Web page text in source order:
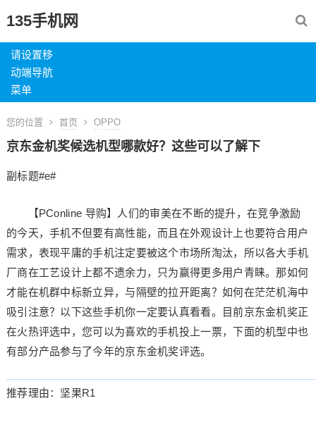
135手机网
请设置移
动端导航
菜单
您的位置 首页 OPPO
京东金机奖候选机型哪款好？这些可以了解下
副标题#e#
【PConline 导购】人们的审美在不断的提升，在竞争激励
的今天，手机不但要有高性能，而且在外观设计上也要符合用户
需求，表现平庸的手机注定要被这个市场所淘汰，所以各大手机
厂商在工艺设计上都不遗余力，只为赢得更多用户青睐。那如何
才能在机群中标新立异，与隔壁的拉开距离？如何在茫茫机海中
吸引注意？以下这些手机你一定要认真看看。目前京东金机奖正
在火热评选中，您可以为喜欢的手机投上一票，下面的机型中也
有部分产品参与了今年的京东金机奖评选。
推荐理由：坚果R1